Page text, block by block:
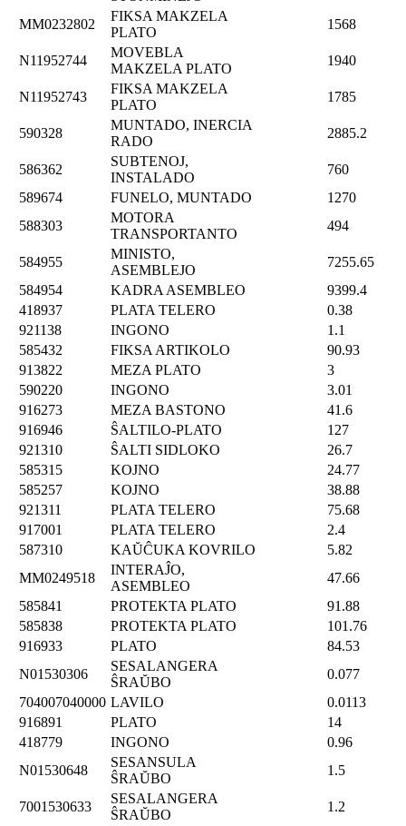
MM0232802
FIKSA MAKZELA
PLATO
1568
N11952744
MOVEBLA
MAKZELA PLATO
1940
N11952743
FIKSA MAKZELA
PLATO
1785
590328
MUNTADO, INERCIA
RADO
2885.2
586362
SUBTENOJ,
INSTALADO
760
589674
FUNELO, MUNTADO
1270
588303
MOTORA
TRANSPORTANTO
494
584955
MINISTO,
ASEMBLEJO
7255.65
584954
KADRA ASEMBLEO
9399.4
418937
PLATA TELERO
0.38
921138
INGONO
1.1
585432
FIKSA ARTIKOLO
90.93
913822
MEZA PLATO
3
590220
INGONO
3.01
916273
MEZA BASTONO
41.6
916946
ŜALTILO-PLATO
127
921310
ŜALTI SIDLOKO
26.7
585315
KOJNO
24.77
585257
KOJNO
38.88
921311
PLATA TELERO
75.68
917001
PLATA TELERO
2.4
587310
KAŬĈUKA KOVRILO
5.82
MM0249518
INTERAĴO,
ASEMBLEO
47.66
585841
PROTEKTA PLATO
91.88
585838
PROTEKTA PLATO
101.76
916933
PLATO
84.53
N01530306
SESALANGERA
ŜRAŬBO
0.077
704007040000 LAVILO
0.0113
916891
PLATO
14
418779
INGONO
0.96
N01530648
SESANSULA
ŜRAŬBO
1.5
7001530633
SESALANGERA
ŜRAŬBO
1.2